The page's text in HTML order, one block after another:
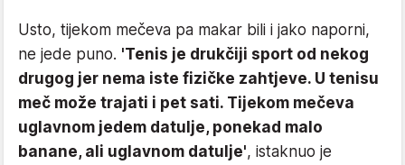
Usto, tijekom mečeva pa makar bili i jako naporni,
ne jede puno. 'Tenis je drukčiji sport od nekog
drugog jer nema iste fizičke zahtjeve. U tenisu
meč može trajati i pet sati. Tijekom mečeva
uglavnom jedem datulje, ponekad malo
banane, ali uglavnom datulje', istaknuo je